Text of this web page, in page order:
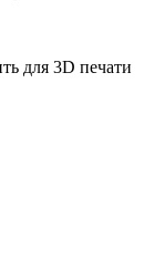
для 3D печати